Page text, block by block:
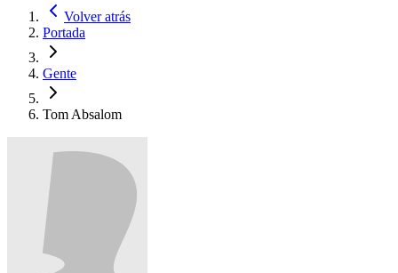
Volver atrás
Portada
Gente
Tom Absalom